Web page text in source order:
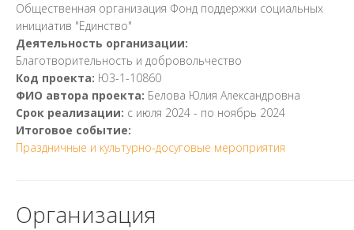
Общественная организация Фонд поддержки социальных
инициатив "Единство"
Деятельность организации:
Благотворительность и добровольчество
Код проекта: Ю3-1-10860
ФИО автора проекта: Белова Юлия Александровна
Срок реализации: с июля 2024 - по ноябрь 2024
Итоговое событие:
Праздничные и культурно-досуговые мероприятия
Организация